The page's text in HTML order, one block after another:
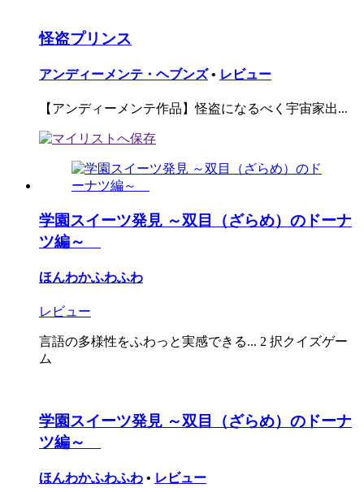
怪盗プリンス
アンディーメンテ・ヘブンズ • レビュー
【アンディーメンテ作品】怪盗になるべく宇宙家出...
学園スイーツ発見 ～双目（ざらめ）のドーナ
ツ編～
ほんわかふわふわ
レビュー
言語の多様性をふわっと実感できる... 2 択クイズゲー
ム
学園スイーツ発見 ～双目（ざらめ）のドーナ
ツ編～
ほんわかふわふわ • レビュー